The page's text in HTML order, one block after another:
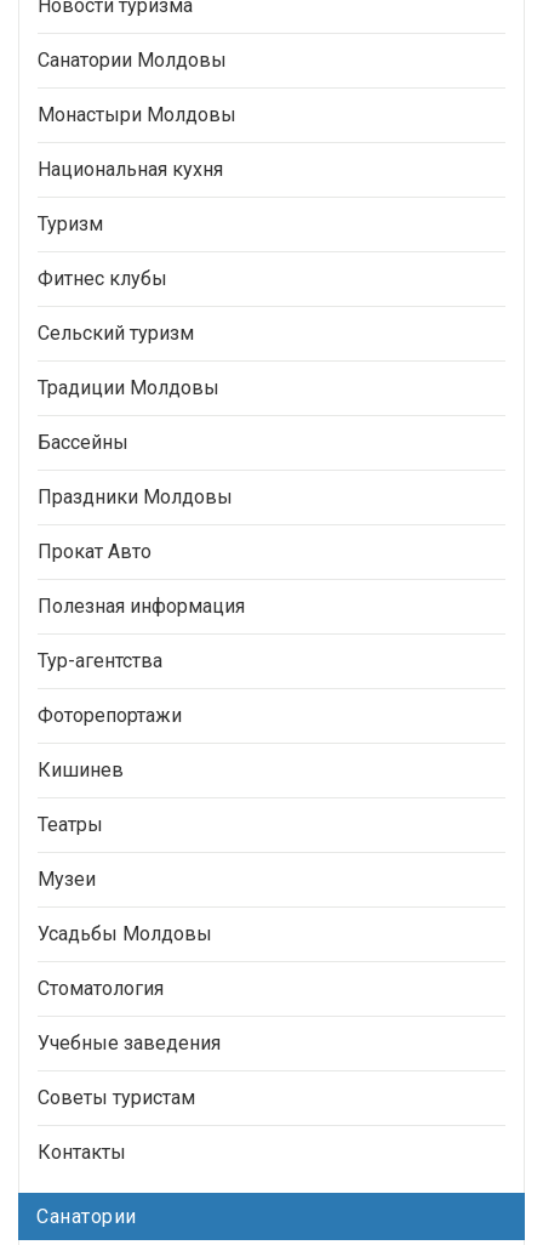
Новости туризма
Санатории Молдовы
Монастыри Молдовы
Национальная кухня
Туризм
Фитнес клубы
Сельский туризм
Традиции Молдовы
Бассейны
Праздники Молдовы
Прокат Авто
Полезная информация
Тур-агентства
Фоторепортажи
Кишинев
Театры
Музеи
Усадьбы Молдовы
Стоматология
Учебные заведения
Советы туристам
Контакты
Санатории